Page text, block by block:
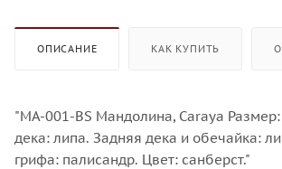
ОПИСАНИЕ КАК КУПИТЬ
"MA-001-BS Мандолина, Caraya
дека: липа. Задняя дека и обечайка:
грифа: палисандр. Цвет: санберст."